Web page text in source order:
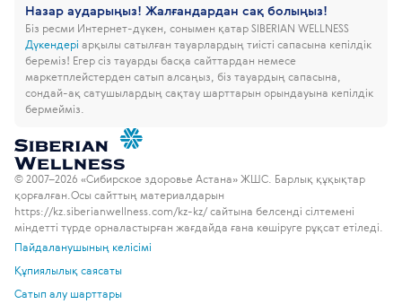
Назар аударыңыз! Жалғандардан сақ болыңыз!
Біз ресми Интернет-дүкен, сонымен қатар SIBERIAN WELLNESS
Дүкендері арқылы сатылған тауарлардың тиісті сапасына кепілдік
береміз! Егер сіз тауарды басқа сайттардан немесе
маркетплейстерден сатып алсаңыз, біз тауардың сапасына,
сондай-ақ сатушылардың сақтау шарттарын орындауына кепілдік
бермейміз.
© 2007–2026 «Сибирское здоровье Астана» ЖШС. Барлық құқықтар
қорғалған. Осы сайттың материалдарын
https://kz.siberianwellness.com/kz-kz/ сайтына белсенді сілтемені
міндетті түрде орналастырған жағдайда ғана көшіруге рұқсат етіледі.
Пайдаланушының келісімі
Құпиялылық саясаты
Сатып алу шарттары